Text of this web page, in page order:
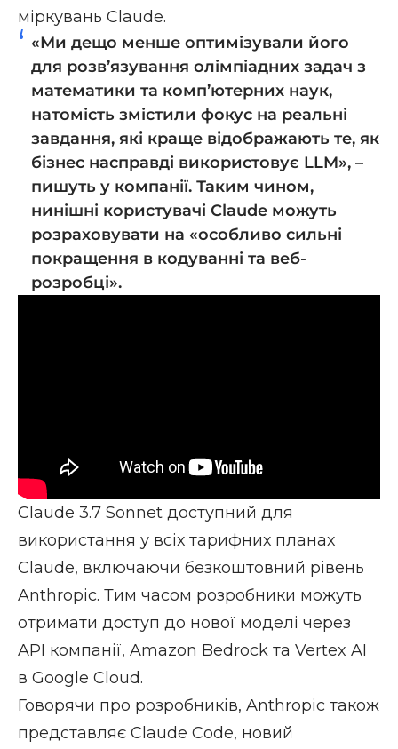
міркувань Claude.
«Ми дещо менше оптимізували його
для розв’язування олімпіадних задач з
математики та комп’ютерних наук,
натомість змістили фокус на реальні
завдання, які краще відображають те, як
бізнес насправді використовує LLM», –
пишуть у компанії. Таким чином,
нинішні користувачі Claude можуть
розраховувати на «особливо сильні
покращення в кодуванні та веб-
розробці».
Claude 3.7 Sonnet доступний для
використання у всіх тарифних планах
Claude, включаючи безкоштовний рівень
Anthropic. Тим часом розробники можуть
отримати доступ до нової моделі через
API компанії, Amazon Bedrock та Vertex AI
в Google Cloud.
Говорячи про розробників, Anthropic також
представляє Claude Code, новий